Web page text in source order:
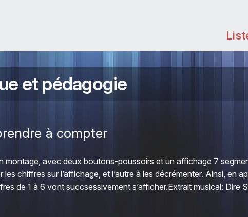
et pédagogie
à compter
montage, avec deux boutons-poussoirs et un affichage 7
chiffres sur l’affichage, et l’autre à les décrémenter. Ainsi, en
de 1 à 6 vont succsessivement s’afficher.Extrait musical: Dire